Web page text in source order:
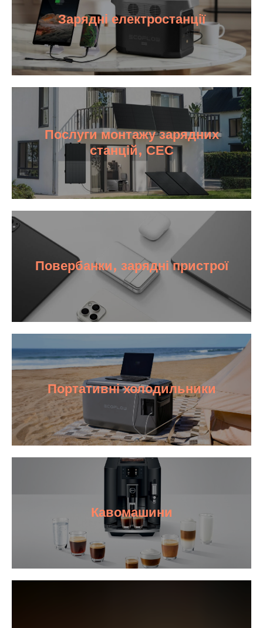
Зарядні електростанції
Послуги монтажу зарядних
станцій, СЕС
Повербанки, зарядні пристрої
Портативні холодильники
Кавомашини